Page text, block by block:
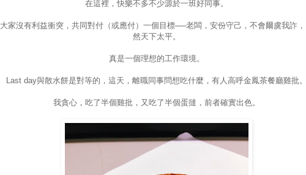
在這裡，快樂不多不少源於一班好同事。
大家沒有利益衝突，共同對付（或應付）一個目標──老闆，安份守己，不會爾虞我詐
然天下太平。
真是一個理想的工作環境。
Last day與散水餅是對等的，這天，離職同事問想吃什麼，有人高呼金鳳茶餐廳雞批
我貪心，吃了半個雞批，又吃了半個蛋撻，前者確實出色。